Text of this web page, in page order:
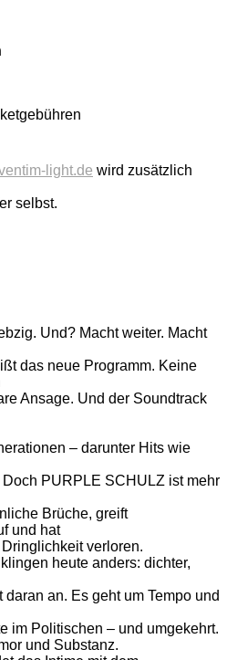
light.de wird zusätzlich
selbst.
Und? Macht weiter. Macht
das neue Programm. Keine
Ansage. Und der Soundtrack
– darunter Hits wie
Doch PURPLE SCHULZ ist mehr
Brüche, greift
und hat
verloren.
heute anders: dichter,
an. Es geht um Tempo und
im Politischen – und umgekehrt.
und Substanz.